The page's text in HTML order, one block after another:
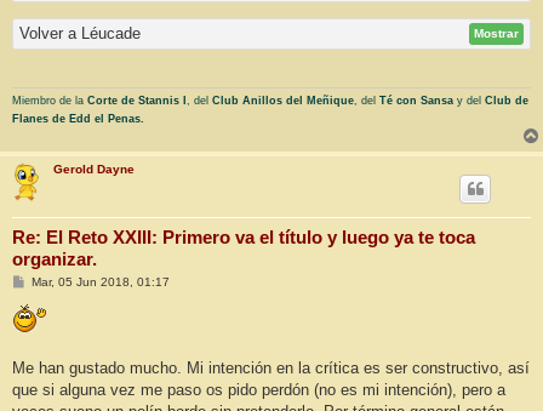
Volver a Léucade Mostrar
Miembro de la Corte de Stannis I , del Club Anillos del Meñique , del Té con Sansa y del Club de
Flanes de Edd el Penas.
Gerold Dayne
Re: El Reto XXIII: Primero va el título y luego ya te toca
organizar.
M
n
s
e
Mar, 05 Jun 2018, 01:17
Me han gustado mucho. Mi intención en la crítica es ser constructivo, así
que si alguna vez me paso os pido perdón (no es mi intención), pero a